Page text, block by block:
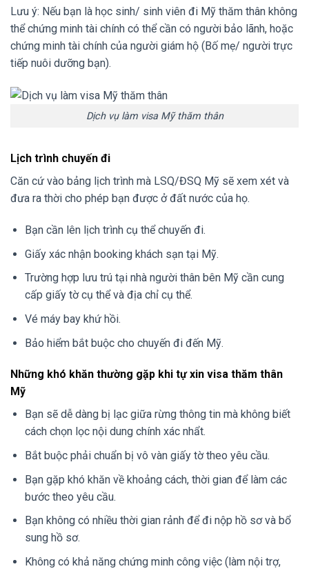
Lưu ý: Nếu bạn là học sinh/ sinh viên đi Mỹ thăm thân không
thể chứng minh tài chính có thể cần có người bảo lãnh, hoặc
chứng minh tài chính của người giám hộ (Bố mẹ/ người trực
tiếp nuôi dưỡng bạn).
Dịch vụ làm visa Mỹ thăm thân
Lịch trình chuyến đi
Căn cứ vào bảng lịch trình mà LSQ/ĐSQ Mỹ sẽ xem xét và
đưa ra thời cho phép bạn được ở đất nước của họ.
Bạn cần lên lịch trình cụ thể chuyến đi.
Giấy xác nhận booking khách sạn tại Mỹ.
Trường hợp lưu trú tại nhà người thân bên Mỹ cần cung
cấp giấy tờ cụ thể và địa chỉ cụ thể.
Vé máy bay khứ hồi.
Bảo hiểm bắt buộc cho chuyến đi đến Mỹ.
Những khó khăn thường gặp khi tự xin visa thăm thân
Mỹ
Bạn sẽ dễ dàng bị lạc giữa rừng thông tin mà không biết
cách chọn lọc nội dung chính xác nhẩt.
Bắt buộc phải chuẩn bị vô vàn giấy tờ theo yêu cầu.
Bạn gặp khó khăn về khoảng cách, thời gian để làm các
bước theo yêu cầu.
Bạn không có nhiều thời gian rảnh để đi nộp hồ sơ và bổ
sung hồ sơ.
Không có khả năng chứng minh công việc (làm nội trợ,